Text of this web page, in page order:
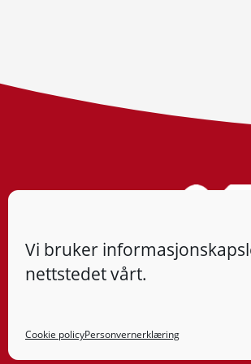
Vi bruker
nettstedet vårt.
Cookie policyPersonvernerklæring